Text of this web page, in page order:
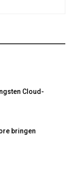
Cloud-
bringen